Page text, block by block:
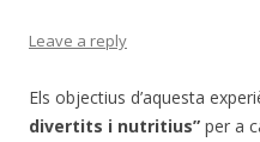
Leave a reply
Els objectius d’aquesta
divertits i nutritius” per a